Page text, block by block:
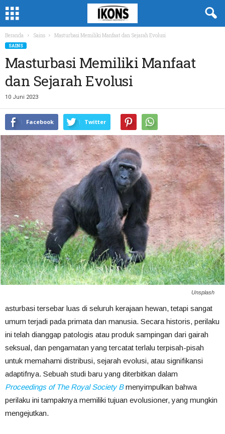
Beranda Sains Masturbasi Memiliki Manfaat dan Sejarah Evolusi
SAINS
Masturbasi Memiliki Manfaat
dan Sejarah Evolusi
10 Juni 2023
Facebook Twitter
Unsplash
asturbasi tersebar luas di seluruh kerajaan hewan, tetapi sangat
umum terjadi pada primata dan manusia. Secara historis, perilaku
ini telah dianggap patologis atau produk sampingan dari gairah
seksual, dan pengamatan yang tercatat terlalu terpisah-pisah
untuk memahami distribusi, sejarah evolusi, atau signifikansi
adaptifnya. Sebuah studi baru yang diterbitkan dalam
Proceedings of The Royal Society B menyimpulkan bahwa
perilaku ini tampaknya memiliki tujuan evolusioner, yang mungkin
mengejutkan.